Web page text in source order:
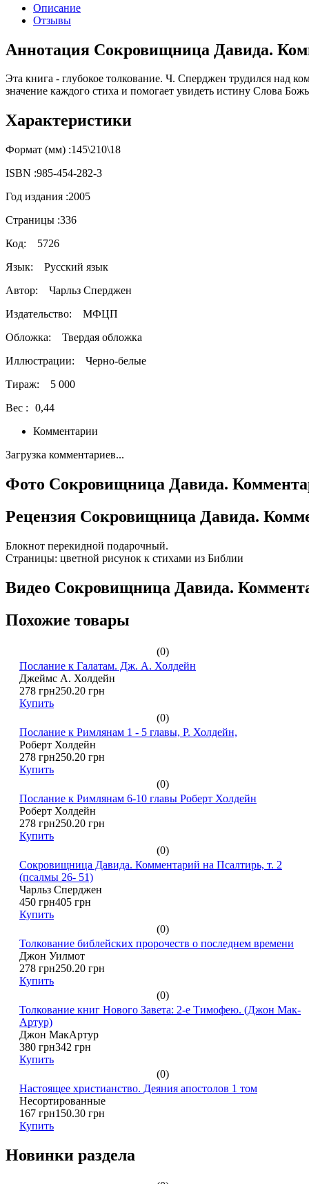
Описание
Отзывы
Аннотация Сокровищница Давида.
Эта книга - глубокое толкование. Ч. Сперджен трудился над
значение каждого стиха и помогает увидеть истину Слова
Характеристики
Формат (мм) :145\210\18
ISBN :985-454-282-3
Год издания :2005
Страницы :336
Код: 5726
Язык: Русский язык
Автор:
Чарльз Сперджен
Издательство:
МФЦП
Обложка: Твердая обложка
Иллюстрации: Черно-белые
Тираж: 5 000
Вес :
0,44
Комментарии
Загрузка комментариев...
Фото Сокровищница Давида.
Рецензия Сокровищница Давида.
Блокнот перекидной подарочный.
Страницы: цветной рисунок к стихами из Библии
Видео Сокровищница Давида.
Похожие товары
(0)
Послание к Галатам. Дж. А. Холдейн
Джеймс А. Холдейн
278 грн250.20 грн
Купить
(0)
Послание к Римлянам 1 - 5 главы, Р. Холдейн,
Роберт Холдейн
278 грн250.20 грн
Купить
(0)
Послание к Римлянам 6-10 главы Роберт Холдейн
Роберт Холдейн
278 грн250.20 грн
Купить
(0)
Сокровищница Давида. Комментарий на Псалтирь, т. 2
(псалмы 26- 51)
Чарльз Сперджен
450 грн405 грн
Купить
(0)
Толкование библейских пророчеств о последнем времени
Джон Уилмот
278 грн250.20 грн
Купить
(0)
Толкование книг Нового Завета: 2-е Тимофею. (Джон Мак-
Артур)
Джон МакАртур
380 грн342 грн
Купить
(0)
Настоящее христианство. Деяния апостолов 1 том
Несортированные
167 грн150.30 грн
Купить
Новинки раздела